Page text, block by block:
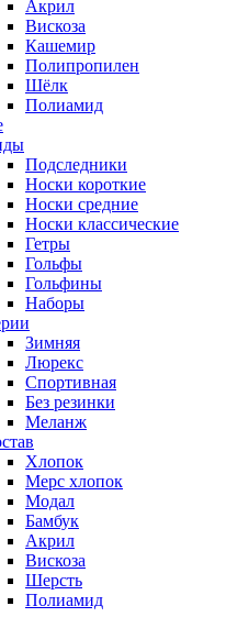
Акрил
Вискоза
Кашемир
Полипропилен
Шёлк
Полиамид
Подследники
Носки короткие
Носки средние
Носки классические
Гетры
Гольфы
Гольфины
Наборы
Зимняя
Люрекс
Спортивная
Без резинки
Меланж
Хлопок
Мерс хлопок
Модал
Бамбук
Акрил
Вискоза
Шерсть
Полиамид